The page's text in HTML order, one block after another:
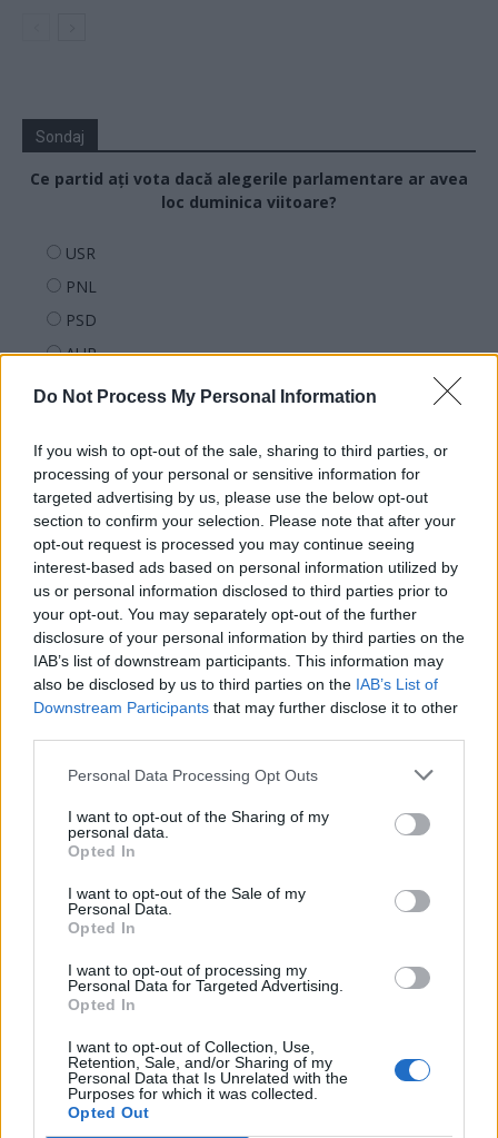
Do Not Process My Personal Information
If you wish to opt-out of the sale, sharing to third parties, or
processing of your personal or sensitive information for
targeted advertising by us, please use the below opt-out
section to confirm your selection. Please note that after your
opt-out request is processed you may continue seeing
interest-based ads based on personal information utilized by
us or personal information disclosed to third parties prior to
your opt-out. You may separately opt-out of the further
disclosure of your personal information by third parties on the
IAB’s list of downstream participants. This information may
also be disclosed by us to third parties on the IAB’s List of
Downstream Participants that may further disclose it to other
Personal Data Processing Opt Outs
I want to opt-out of the Sharing of my
personal data.
Opted In
I want to opt-out of the Sale of my
Personal Data.
Opted In
I want to opt-out of processing my
Personal Data for Targeted Advertising.
Opted In
I want to opt-out of Collection, Use,
Retention, Sale, and/or Sharing of my
Personal Data that Is Unrelated with the
Purposes for which it was collected.
Opted Out
Sondaj
Ce partid ați vota dacă alegerile parlamentare ar avea
loc duminica viitoare?
USR
PNL
PSD
AUR
UDMR
Forța Dreptei (L. Orban)
PNȚMM
REPER
SENS
SOS (Șoșoacă)
POT (Gavrilă)
PACE (Peia)
Acțiunea Conservatoare (Târziu)
PNȚCD (Pavelescu)
PNCR (Terheș)
Partidul Patrioților (Surugiu)
FAR (Coarnă)
România pe Primul Loc (Ponta)
Arată rezultatele
Arhiva sondajelor